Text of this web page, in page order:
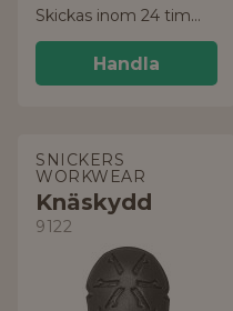
Skickas inom 24 timmar!
Handla
SNICKERS
WORKWEAR
Knäskydd
9122